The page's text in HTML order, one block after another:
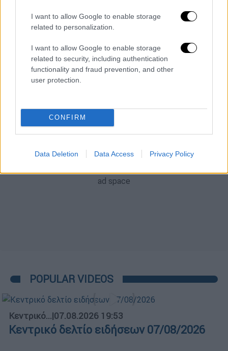
I want to allow Google to enable storage
related to personalization.
I want to allow Google to enable storage
related to security, including authentication
functionality and fraud prevention, and other
user protection.
CONFIRM
Data Deletion Data Access Privacy Policy
Σεάντ Κολάσινατς
Άνγκελα Μέρκελ
επίθεση με μαχαίρι
youtube
POPULAR VIDEOS
Κεντρικό...|07.08.2026 19:53
Κεντρικό δελτίο ειδήσεων 07/08/2026